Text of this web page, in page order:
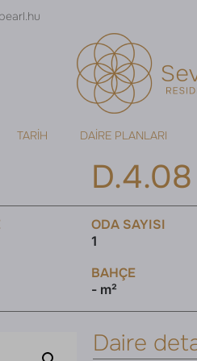
TARIH DAIRE PLANLARI
D.4.08
ODA SAYISI
1
BAHÇE
- m²
Daire